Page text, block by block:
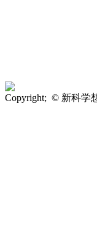
Copyright; © 新科学